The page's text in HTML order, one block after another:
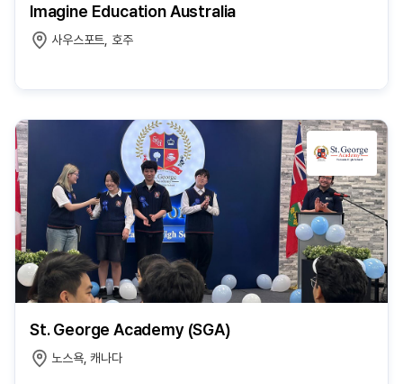
Imagine Education Australia
사우스포트, 호주
St. George Academy (SGA)
노스욕, 캐나다